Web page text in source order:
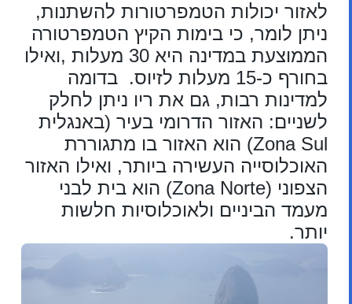
לאזור יכולות הטמפרטורות להשתנות,
ניתן לומר, כי בימות הקיץ הטמפרטורה
הממוצעת במדינה היא 30 מעלות ,ואילו
בחורף כ-15 מעלות לזיוס. בדומה
למדינות רבות, גם את ריו ניתן לחלק
לשניים: האזור הדרומי בעיר (באנגלית
Zona Sul) הוא האזור בו מתגוררת
האוכלוסייה העשירה ביותר, ואילו האזור
הצפוני (Zona Norte) הוא בית לבני
מעמד הביניים ולאוכלוסיות חלשות
יותר.